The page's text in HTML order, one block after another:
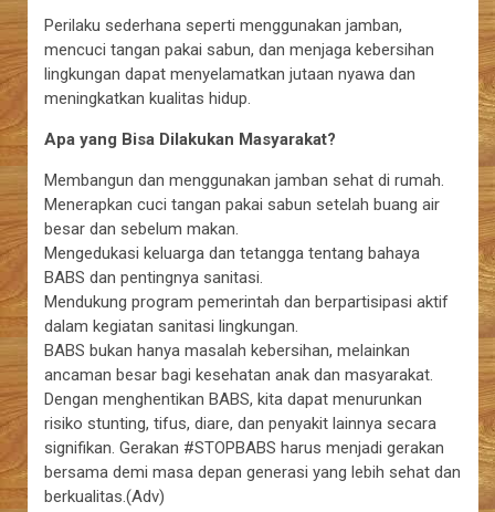
Perilaku sederhana seperti menggunakan jamban,
mencuci tangan pakai sabun, dan menjaga kebersihan
lingkungan dapat menyelamatkan jutaan nyawa dan
meningkatkan kualitas hidup.
Apa yang Bisa Dilakukan Masyarakat?
Membangun dan menggunakan jamban sehat di rumah.
Menerapkan cuci tangan pakai sabun setelah buang air
besar dan sebelum makan.
Mengedukasi keluarga dan tetangga tentang bahaya
BABS dan pentingnya sanitasi.
Mendukung program pemerintah dan berpartisipasi aktif
dalam kegiatan sanitasi lingkungan.
BABS bukan hanya masalah kebersihan, melainkan
ancaman besar bagi kesehatan anak dan masyarakat.
Dengan menghentikan BABS, kita dapat menurunkan
risiko stunting, tifus, diare, dan penyakit lainnya secara
signifikan. Gerakan #STOPBABS harus menjadi gerakan
bersama demi masa depan generasi yang lebih sehat dan
berkualitas.(Adv)